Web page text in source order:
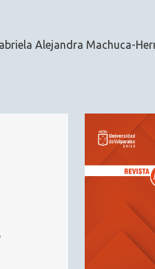
Alejandra Machuca-